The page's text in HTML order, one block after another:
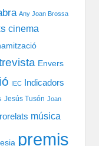
Any Joan Brossa
cinema
Envers
IEC Indicadors
Jesús Tusón Joan
música
premis